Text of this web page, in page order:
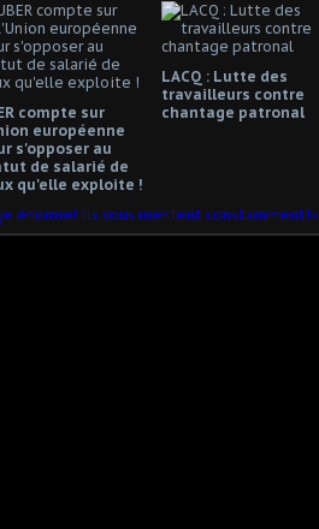
compte sur
européenne
s'opposer au
de salarié de
qu'elle exploite !
LACQ : Lutte des
travailleurs contre
chantage patronal
énorme! Ils vous mentent constamment!»